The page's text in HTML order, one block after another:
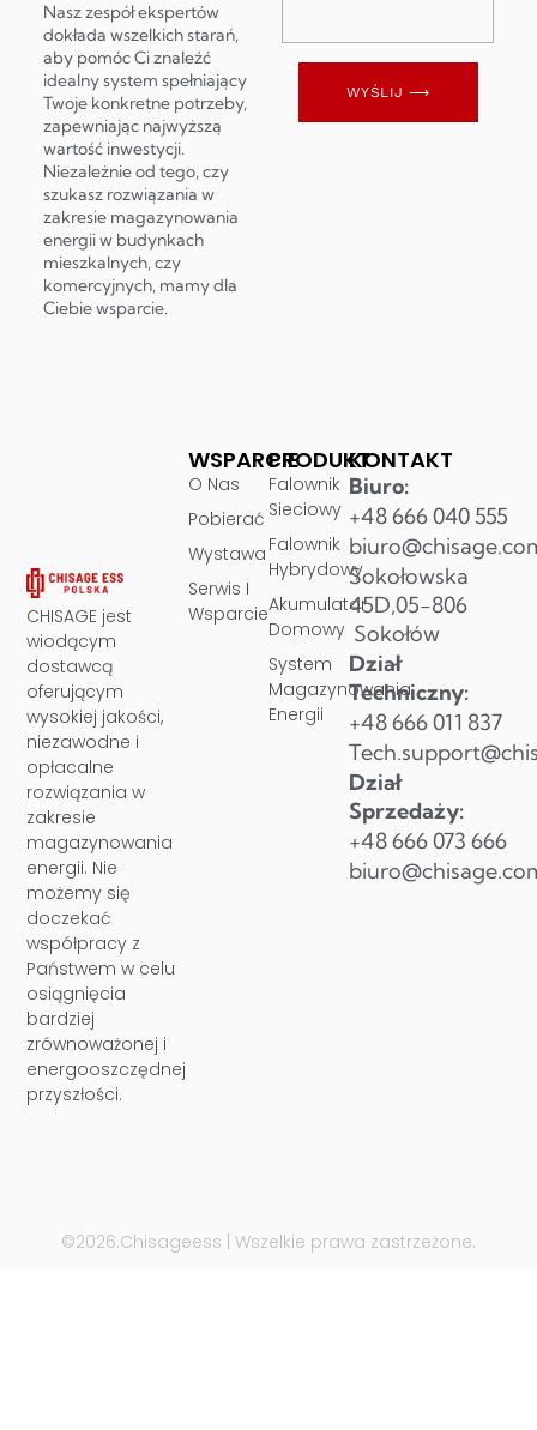
Nasz zespół ekspertów
dokłada wszelkich starań,
aby pomóc Ci znaleźć
idealny system spełniający
Twoje konkretne potrzeby,
zapewniając najwyższą
wartość inwestycji.
Niezależnie od tego, czy
szukasz rozwiązania w
zakresie magazynowania
energii w budynkach
mieszkalnych, czy
komercyjnych, mamy dla
Ciebie wsparcie.
WYŚLIJ ⟶
CHISAGE jest
wiodącym
dostawcą
oferującym
wysokiej jakości,
niezawodne i
opłacalne
rozwiązania w
zakresie
magazynowania
energii. Nie
możemy się
doczekać
współpracy z
Państwem w celu
osiągnięcia
bardziej
zrównoważonej i
energooszczędnej
przyszłości.
PRODUKT
Falownik
Sieciowy
Falownik
Hybrydowy
Akumulator
Domowy
System
Magazynowania
Energii
WSPARCIE
O Nas
Pobierać
Wystawa
Serwis I
Wsparcie
KONTAKT
Biuro:
+48 666 040 555
Sokołowska
45D,05-806
Sokołów
Dział
Techniczny:
+48 666 011 837
Dział
Sprzedaży:
+48 666 073 666
©2026.Chisageess | Wszelkie prawa zastrzeżone.